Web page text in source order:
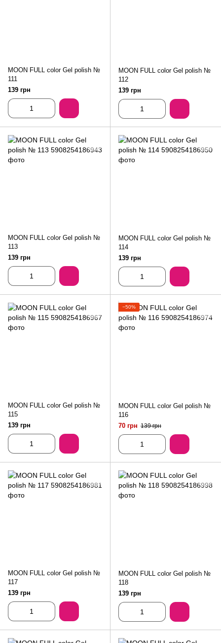
MOON FULL color Gel polish №
111
139 грн
MOON FULL color Gel polish №
112
139 грн
MOON FULL color Gel polish №
113
139 грн
MOON FULL color Gel polish №
114
139 грн
MOON FULL color Gel polish №
115
139 грн
−50%
MOON FULL color Gel polish №
116
70 грн 139 грн
MOON FULL color Gel polish №
117
139 грн
MOON FULL color Gel polish №
118
139 грн